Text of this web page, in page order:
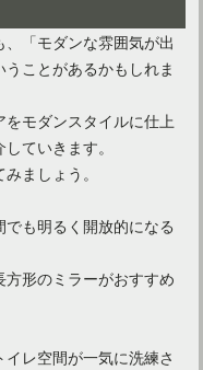
「モダンな雰囲気が出
ことがあるかもしれま
モダンスタイルに仕上
ていきます。
ましょう。
も明るく開放的になる
形のミラーがおすすめ
レ空間が一気に洗練さ